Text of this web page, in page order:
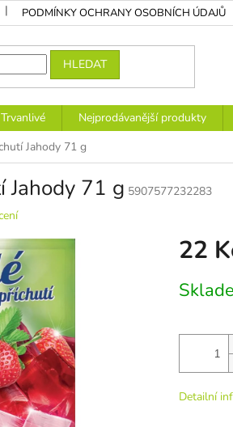
PODMÍNKY OCHRANY OSOBNÍCH ÚDAJŮ
HLEDAT
Trvanlivé Nejprodávanější produkty
Jahody 71 g
Jahody 71 g 5907577232283
22
cena:
Detailní